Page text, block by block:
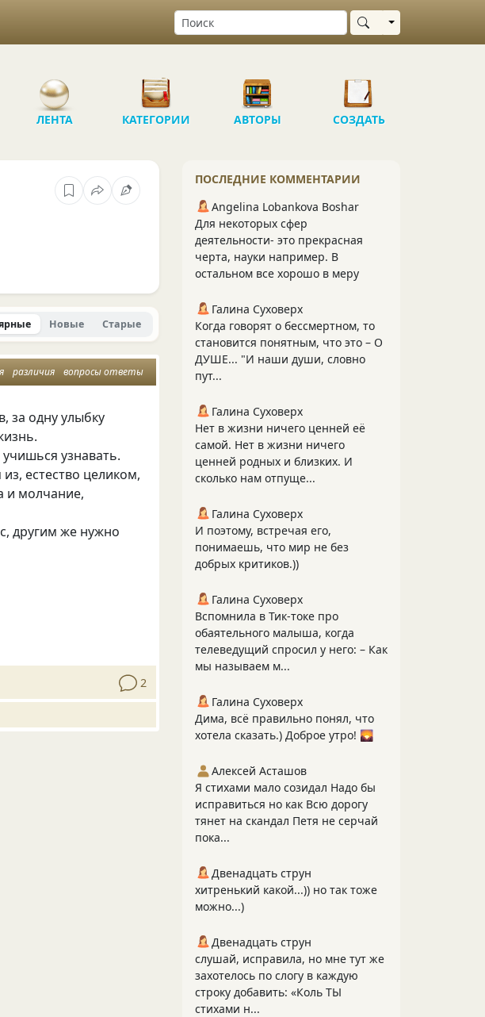
Выбрать область
ЛЕНТА КАТЕГОРИИ АВТОРЫ СОЗДАТЬ
Новые Старые
различия вопросы ответы
за одну улыбку
учишься узнавать.
естество целиком,
и молчание,
другим же нужно
2
ПОСЛЕДНИЕ КОММЕНТАРИИ
Angelina Lobankova Boshar
Для некоторых сфер
деятельности- это прекрасная
черта, науки например. В
остальном все хорошо в меру
Галина Суховерх
Когда говорят о бессмертном, то
становится понятным, что это – О
ДУШЕ... "И наши души, словно
пут...
Галина Суховерх
Нет в жизни ничего ценней её
самой. Нет в жизни ничего
ценней родных и близких. И
сколько нам отпуще...
Галина Суховерх
И поэтому, встречая его,
понимаешь, что мир не без
добрых критиков.))
Галина Суховерх
Вспомнила в Тик-токе про
обаятельного малыша, когда
телеведущий спросил у него: – Как
мы называем м...
Галина Суховерх
Дима, всё правильно понял, что
хотела сказать.) Доброе утро! 🌄
Алексей Асташов
Я стихами мало созидал Надо бы
исправиться но как Всю дорогу
тянет на скандал Петя не серчай
пока...
Двенадцать струн
хитренький какой...)) но так тоже
можно...)
Двенадцать струн
слушай, исправила, но мне тут же
захотелось по слогу в каждую
строку добавить: «Коль ТЫ
стихами н...